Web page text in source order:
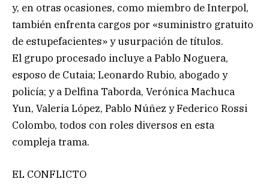
y, en otras ocasiones, como miembro de Interpol,
también enfrenta cargos por «suministro gratuito
de estupefacientes» y usurpación de títulos.
El grupo procesado incluye a Pablo Noguera,
esposo de Cutaia; Leonardo Rubio, abogado y
policía; y a Delfina Taborda, Verónica Machuca
Yun, Valeria López, Pablo Núñez y Federico Rossi
Colombo, todos con roles diversos en esta
compleja trama.
EL CONFLICTO